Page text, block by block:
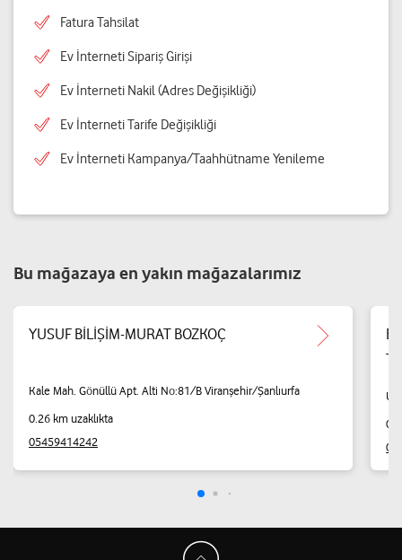
Fatura Tahsilat
Ev İnterneti Sipariş Girişi
Ev İnterneti Nakil (Adres Değişikliği)
Ev İnterneti Tarife Değişikliği
Ev İnterneti Kampanya/Taahhütname Yenileme
Bu mağazaya en yakın mağazalarımız
YUSUF BİLİŞİM-MURAT BOZKOÇ
Kale Mah. Gönüllü Apt. Alti No:81/B Viranşehir/Şanlıurfa
0.26 km uzaklıkta
05459414242